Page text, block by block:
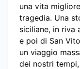
una vita
tragedia. Una
siciliane, in riva
e poi di San
un viaggio
dei nostri